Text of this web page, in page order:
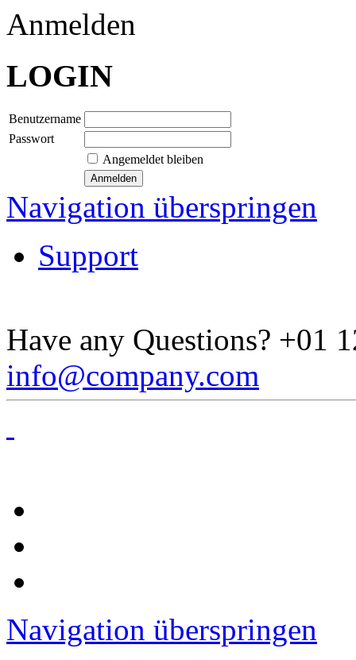
Anmelden
LOGIN
Benutzername
Passwort
Angemeldet bleiben
Navigation überspringen
Support
Have any Questions? +01
info@company.com
Navigation überspringen